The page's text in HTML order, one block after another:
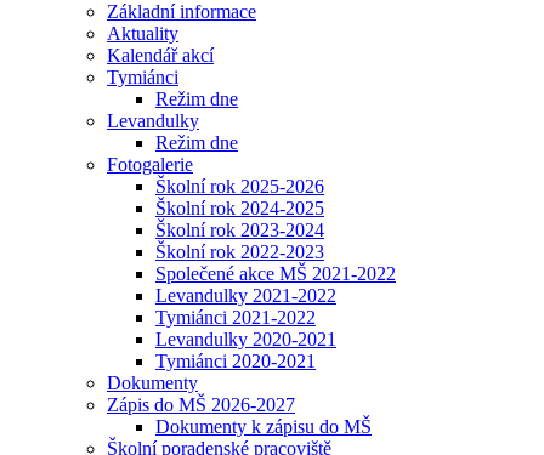
Základní informace
Aktuality
Kalendář akcí
Tymiánci
Režim dne
Levandulky
Režim dne
Fotogalerie
Školní rok 2025-2026
Školní rok 2024-2025
Školní rok 2023-2024
Školní rok 2022-2023
Společené akce MŠ 2021-2022
Levandulky 2021-2022
Tymiánci 2021-2022
Levandulky 2020-2021
Tymiánci 2020-2021
Dokumenty
Zápis do MŠ 2026-2027
Dokumenty k zápisu do MŠ
Školní poradenské pracoviště